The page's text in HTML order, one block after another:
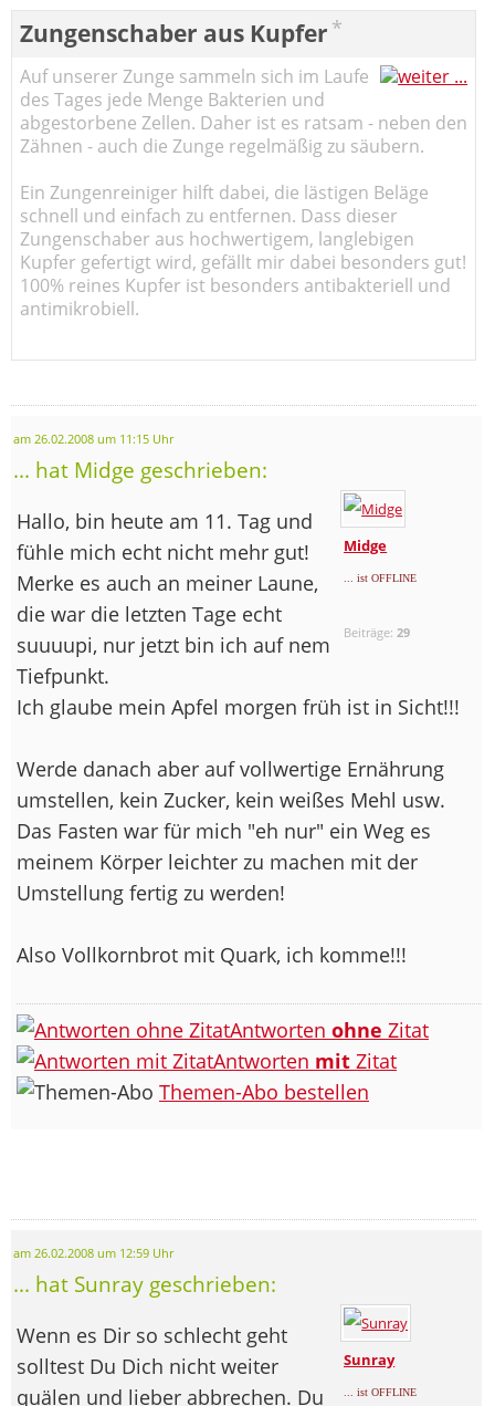
Zungenschaber aus Kupfer *
Auf unserer Zunge sammeln sich im Laufe
des Tages jede Menge Bakterien und
abgestorbene Zellen. Daher ist es ratsam - neben den
Zähnen - auch die Zunge regelmäßig zu säubern.
Ein Zungenreiniger hilft dabei, die lästigen Beläge
schnell und einfach zu entfernen. Dass dieser
Zungenschaber aus hochwertigem, langlebigen
Kupfer gefertigt wird, gefällt mir dabei besonders gut!
100% reines Kupfer ist besonders antibakteriell und
antimikrobiell.
am 26.02.2008 um 11:15 Uhr
... hat Midge geschrieben:
Midge
... ist OFFLINE
Beiträge: 29
Hallo, bin heute am 11. Tag und
fühle mich echt nicht mehr gut!
Merke es auch an meiner Laune,
die war die letzten Tage echt
suuuupi, nur jetzt bin ich auf nem
Tiefpunkt.
Ich glaube mein Apfel morgen früh ist in Sicht!!!
Werde danach aber auf vollwertige Ernährung
umstellen, kein Zucker, kein weißes Mehl usw.
Das Fasten war für mich "eh nur" ein Weg es
meinem Körper leichter zu machen mit der
Umstellung fertig zu werden!
Also Vollkornbrot mit Quark, ich komme!!!
Antworten ohne Zitat
Antworten mit Zitat
Themen-Abo bestellen
am 26.02.2008 um 12:59 Uhr
... hat Sunray geschrieben:
Sunray
... ist OFFLINE
Wenn es Dir so schlecht geht
solltest Du Dich nicht weiter
quälen und lieber abbrechen. Du